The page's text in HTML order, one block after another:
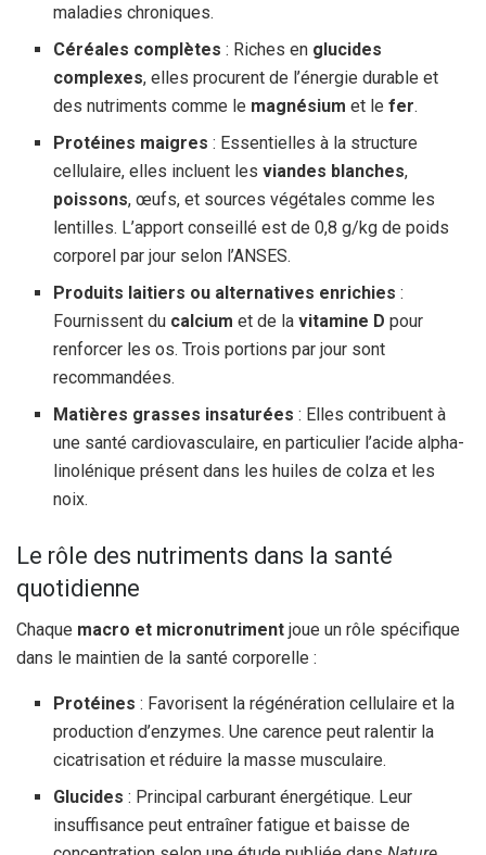
maladies chroniques.
Céréales complètes : Riches en glucides
complexes, elles procurent de l’énergie durable et
des nutriments comme le magnésium et lefer.
Protéines maigres : Essentielles à la structure
cellulaire, elles incluent lesviandes blanches,
poissons, œufs, et sources végétales comme les
lentilles. L’apport conseillé est de 0,8 g/kg de poids
corporel par jour selon l’ANSES.
Produits laitiers ou alternatives enrichies :
Fournissent du calcium et de lavitamine D pour
renforcer les os. Trois portions par jour sont
recommandées.
Matières grasses insaturées : Elles contribuent à
une santé cardiovasculaire, en particulier l’acide alpha-
linolénique présent dans les huiles de colza et les
noix.
Le rôle des nutriments dans la santé
quotidienne
Chaque macro et micronutriment joue un rôle spécifique
dans le maintien de la santé corporelle :
Protéines : Favorisent la régénération cellulaire et la
production d’enzymes. Une carence peut ralentir la
cicatrisation et réduire la masse musculaire.
Glucides : Principal carburant énergétique. Leur
insuffisance peut entraîner fatigue et baisse de